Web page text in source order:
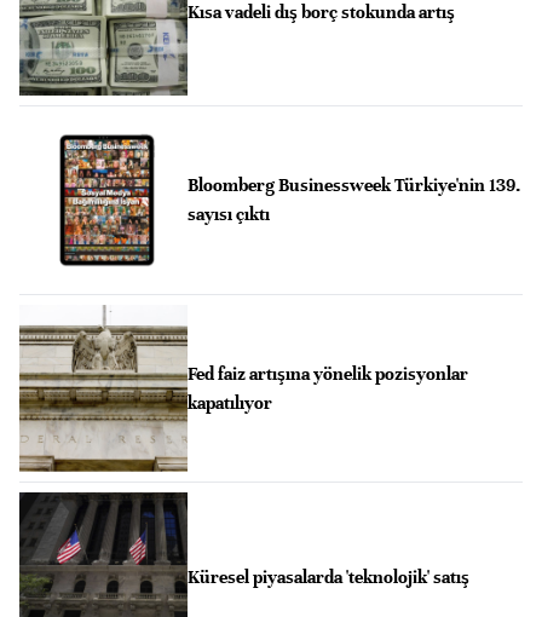
Kısa vadeli dış borç stokunda artış
Bloomberg Businessweek Türkiye'nin 139.
sayısı çıktı
Fed faiz artışına yönelik pozisyonlar
kapatılıyor
Küresel piyasalarda 'teknolojik' satış